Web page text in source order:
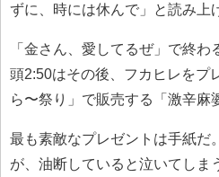
ずに、時には休んで」と読み上
「金さん、愛してるぜ」で終
頭2:50はその後、フカヒレをプ
ら〜祭り」で販売する「激辛麻
最も素敵なプレゼントは手紙だ
が、油断していると泣いてしま